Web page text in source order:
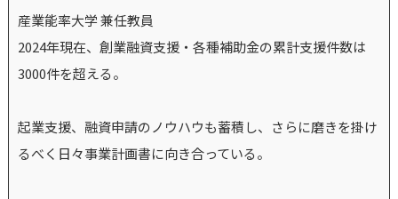
産業能率大学 兼任教員
2024年現在、創業融資支援・各種補助金の累計支援件数は
3000件を超える。
起業支援、融資申請のノウハウも蓄積し、さらに磨きを掛け
るべく日々事業計画書に向き合っている。